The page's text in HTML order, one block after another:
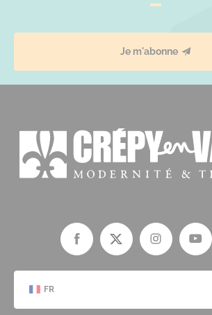
Je m'abonne
FR